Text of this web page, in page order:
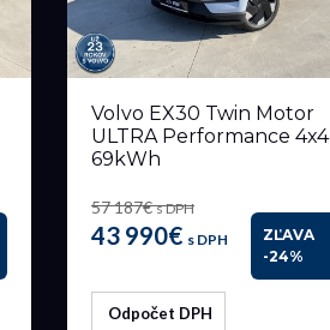
Volvo EX30 Twin Motor
ULTRA Performance 4x4
69kWh
57 187€s DPH
43 990€ s DPH
ZĽAVA
-24%
Odpočet DPH